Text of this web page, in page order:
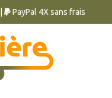
PayPal 4X sans frais